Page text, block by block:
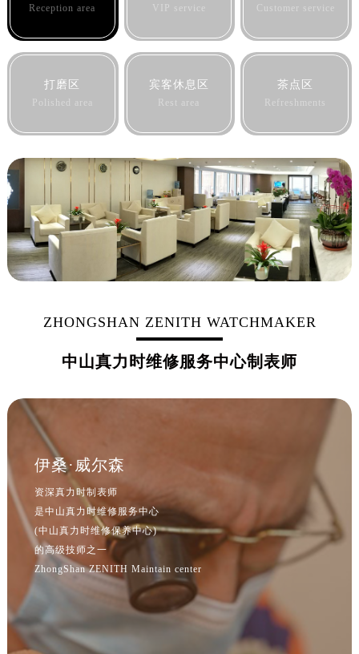
Reception area VIP service Customer service
打磨区
Polished area
宾客休息区
Rest area
茶点区
Refreshments
ZHONGSHAN ZENITH WATCHMAKER
中山真力时维修服务中心制表师
伊桑·威尔森
资深真力时制表师
是中山真力时维修服务中心
(中山真力时维修保养中心)
的高级技师之一
ZhongShan ZENITH Maintain center